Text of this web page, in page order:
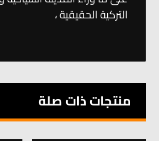
التركية الحقيقية ،
منتجات ذات صلة